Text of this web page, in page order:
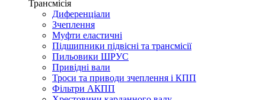
Трансмісія
Диференціали
Зчеплення
Муфти еластичні
Підшипники підвісні та трансмісії
Пильовики ШРУС
Привідні вали
Троси та приводи зчеплення і КПП
Фільтри АКПП